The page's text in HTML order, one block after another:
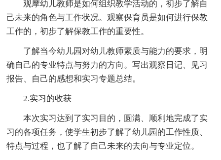
观摩幼儿教师是如何组织教学活动的，初步了解自
己未来的角色与工作状况。观察保育员是如何进行保教
工作的，初步了解保教工作的重要性。
了解当今幼儿园对幼儿教师素质与能力的要求，明
确自己的专业特点与努力的方向。写出观察日记、见习
报告、自己的感想和实习专题总结。
2.实习的收获
本次实习达到了实习目的，圆满、顺利地完成了实
习的各项任务，使学生初步了解了幼儿园的工作性质、
特点与过程，也了解了自己未来的去向与专业定位。